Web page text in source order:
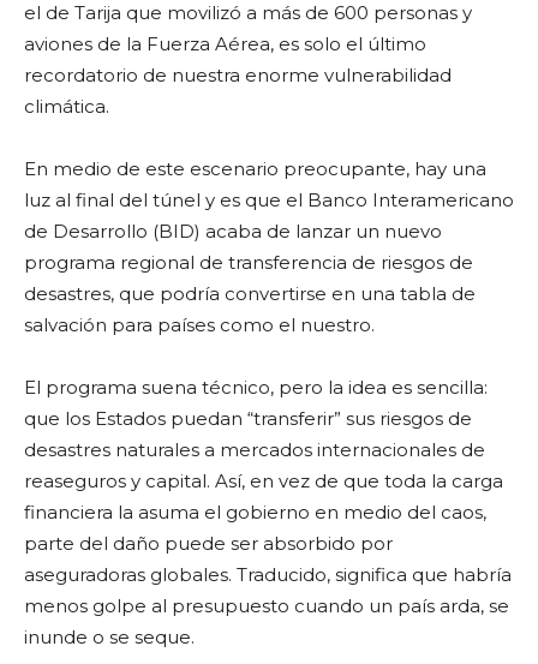
el de Tarija que movilizó a más de 600 personas y
aviones de la Fuerza Aérea, es solo el último
recordatorio de nuestra enorme vulnerabilidad
climática.
En medio de este escenario preocupante, hay una
luz al final del túnel y es que el Banco Interamericano
de Desarrollo (BID) acaba de lanzar un nuevo
programa regional de transferencia de riesgos de
desastres, que podría convertirse en una tabla de
salvación para países como el nuestro.
El programa suena técnico, pero la idea es sencilla:
que los Estados puedan “transferir” sus riesgos de
desastres naturales a mercados internacionales de
reaseguros y capital. Así, en vez de que toda la carga
financiera la asuma el gobierno en medio del caos,
parte del daño puede ser absorbido por
aseguradoras globales. Traducido, significa que habría
menos golpe al presupuesto cuando un país arda, se
inunde o se seque.